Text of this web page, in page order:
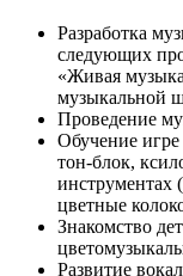
Разработка
следующих
«Живая
музыкальной
Проведение
Обучение
тон-блок,
инструментах
цветные
Знакомство
Развитие